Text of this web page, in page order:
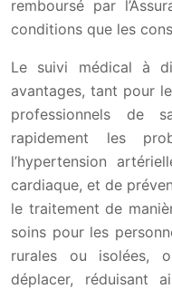
remboursé par
conditions que les
Le suivi médical à
avantages, tant pour
professionnels de
rapidement les
l’hypertension
cardiaque, et de
le traitement de
soins pour les
rurales ou isolées,
déplacer, réduisant